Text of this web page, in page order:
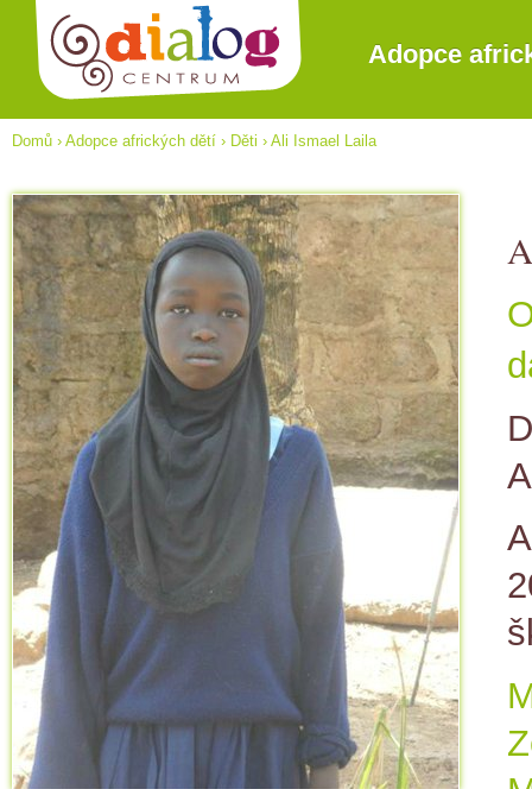
Adopce
Domů › Adopce afrických dětí › Děti › Ali Ismael Laila